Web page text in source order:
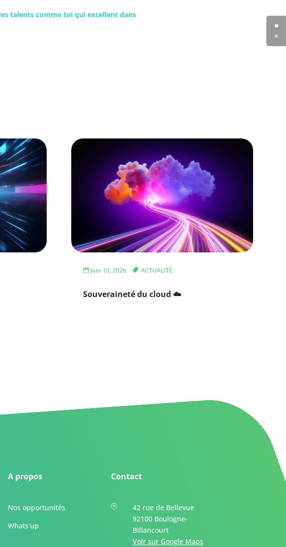
talents comme toi qui excellent dans
Souveraineté du cloud ☁️
Juin 10, 2026 ACTUALITÉ
A propos
Nos opportunités
Whats'up
Contact
42 rue de Bellevue
92100 Boulogne-
Billancourt
Voir sur Google Maps